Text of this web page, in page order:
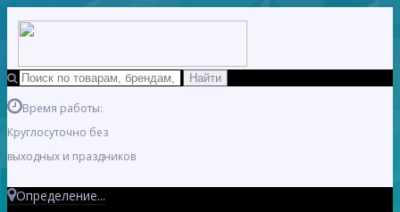
Время работы:
Круглосуточно без
выходных и праздников
Определение...